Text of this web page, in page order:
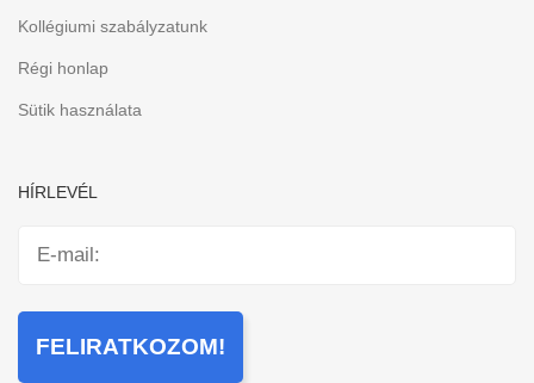
Kollégiumi szabályzatunk
Régi honlap
Sütik használata
HÍRLEVÉL